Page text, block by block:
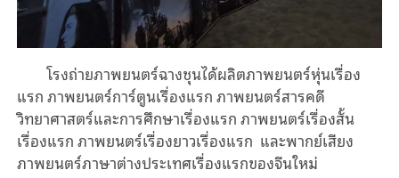
โรงถ่ายภาพยนตร์ฉางชุนได้ผลิตภาพยนตร์หุ่นเรื่อง
แรก ภาพยนตร์การ์ตูนเรื่องแรก ภาพยนตร์สารคดี
วิทยาศาสตร์และการศึกษาเรื่องแรก ภาพยนตร์เรื่องสั้น
เรื่องแรก ภาพยนตร์เรื่องยาวเรื่องแรก และพากย์เสียง
ภาพยนตร์ภาษาต่างประเทศเรื่องแรกของจีนใหม่